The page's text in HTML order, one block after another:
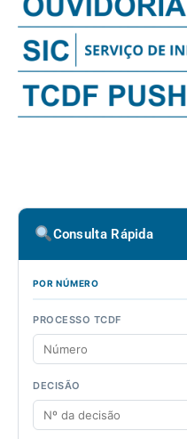
Consulta Rápida
POR NÚMERO
PROCESSO TCDF
DECISÃO